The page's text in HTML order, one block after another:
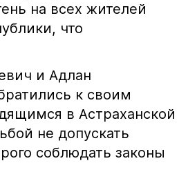
на всех жителей
что
и Адлан
к своим
в Астраханской
не допускать
соблюдать законы